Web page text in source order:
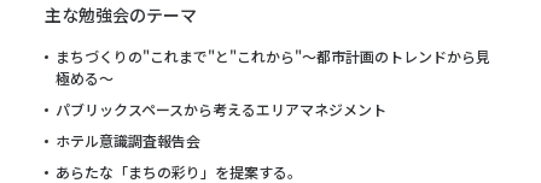
主な勉強会のテーマ
まちづくりの"これまで"と"これから"～都市計画のトレンドから見
極める～
パブリックスペースから考えるエリアマネジメント
ホテル意識調査報告会
あらたな「まちの彩り」を提案する。